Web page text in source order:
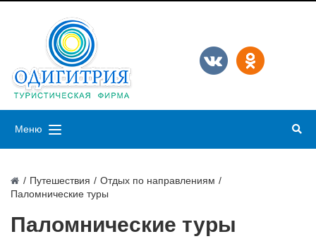
Меню
/ Путешествия / Отдых по направлениям /
Пaломнические туры
Пaломнические туры